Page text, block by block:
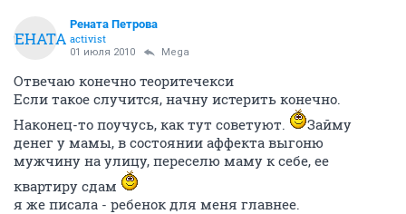
РЕНАТА
Рената Петрова
activist
01 июля 2010 Mega
Отвечаю конечно теоритечекси
Если такое случится, начну истерить конечно.
Наконец-то поучусь, как тут советуют.
Займу
денег у мамы, в состоянии аффекта выгоню
мужчину на улицу, переселю маму к себе, ее
квартиру сдам
я же писала - ребенок для меня главнее.